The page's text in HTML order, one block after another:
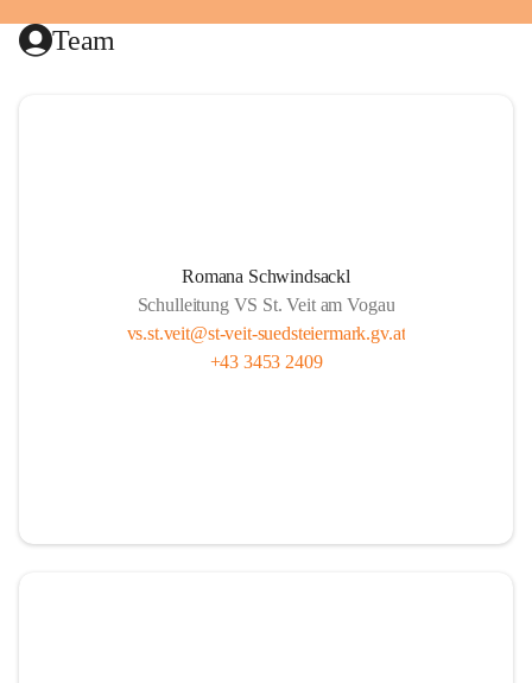
Team
Romana Schwindsackl
Schulleitung VS St. Veit am Vogau
vs.st.veit@st-veit-suedsteiermark.gv.at
+43 3453 2409